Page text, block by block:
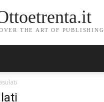
THE ART OF PUBLISHING